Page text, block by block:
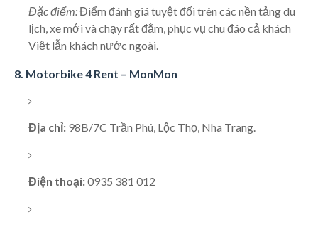
Đặc điểm:Điểm đánh giá tuyệt đối trên các nền tảng du
lịch, xe mới và chạy rất đằm, phục vụ chu đáo cả khách
Việt lẫn khách nước ngoài.
8. Motorbike 4 Rent – MonMon
Địa chỉ: 98B/7C Trần Phú, Lộc Thọ, Nha Trang.
Điện thoại:0935 381 012